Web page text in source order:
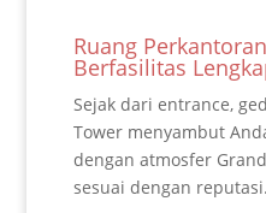
Ruang
Berfasilitas
Sejak dari entrance,
Tower menyambut
dengan atmosfer
sesuai dengan